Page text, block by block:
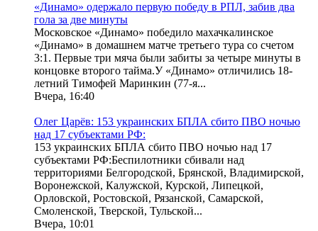
«Динамо» одержало первую победу в РПЛ, забив два
гола за две минуты
Московское «Динамо» победило махачкалинское
«Динамо» в домашнем матче третьего тура со счетом
3:1. Первые три мяча были забиты за четыре минуты в
концовке второго тайма.У «Динамо» отличились 18-
летний Тимофей Маринкин (77-я...
Вчера, 16:40
Олег Царёв: 153 украинских БПЛА сбито ПВО ночью
над 17 субъектами РФ:
153 украинских БПЛА сбито ПВО ночью над 17
субъектами РФ:Беспилотники сбивали над
территориями Белгородской, Брянской, Владимирской,
Воронежской, Калужской, Курской, Липецкой,
Орловской, Ростовской, Рязанской, Самарской,
Смоленской, Тверской, Тульской...
Вчера, 10:01